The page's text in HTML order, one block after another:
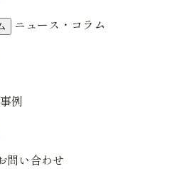
ニュース・コラム
例
問い合わせ